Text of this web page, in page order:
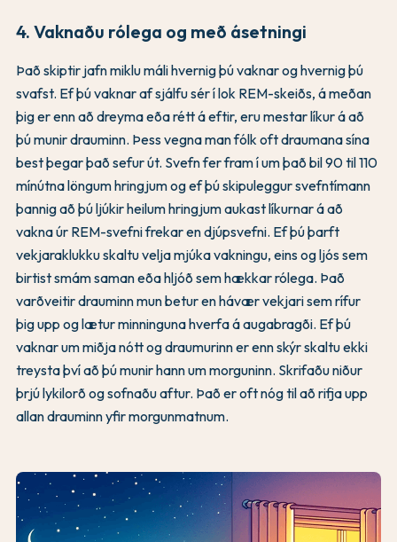
4. Vaknaðu rólega og með ásetningi
Það skiptir jafn miklu máli hvernig þú vaknar og hvernig þú
svafst. Ef þú vaknar af sjálfu sér í lok REM-skeiðs, á meðan
þig er enn að dreyma eða rétt á eftir, eru mestar líkur á að
þú munir drauminn. Þess vegna man fólk oft draumana sína
best þegar það sefur út. Svefn fer fram í um það bil 90 til 110
mínútna löngum hringjum og ef þú skipuleggur svefntímann
þannig að þú ljúkir heilum hringjum aukast líkurnar á að
vakna úr REM-svefni frekar en djúpsvefni. Ef þú þarft
vekjaraklukku skaltu velja mjúka vakningu, eins og ljós sem
birtist smám saman eða hljóð sem hækkar rólega. Það
varðveitir drauminn mun betur en hávær vekjari sem rífur
þig upp og lætur minninguna hverfa á augabragði. Ef þú
vaknar um miðja nótt og draumurinn er enn skýr skaltu ekki
treysta því að þú munir hann um morguninn. Skrifaðu niður
þrjú lykilorð og sofnaðu aftur. Það er oft nóg til að rifja upp
allan drauminn yfir morgunmatnum.